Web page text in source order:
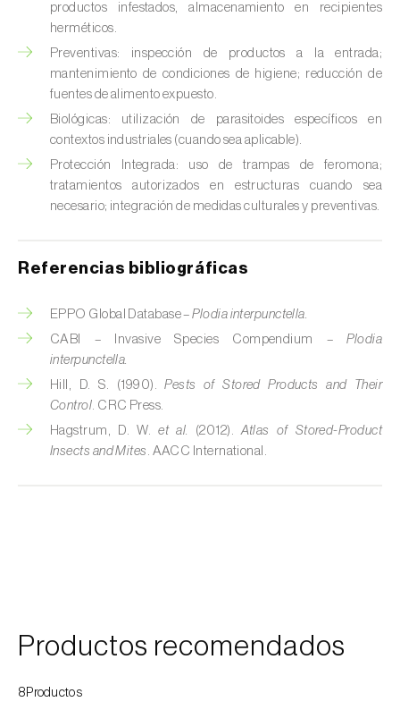
titanus e Empoasca spp.)
Cigarra espumosa (Philaenus spumarius )
Cochinilla de Comstock (
comstocki
Cochinilla de los cítricos ( Planococcus citri
Cochinilla de San José (Quadraspidiotus (=
Diaspidiotus) perniciosus)
aurantii )
Cochinillas
Cogollero del maíz (Spodoptera frugiperda
Cogollero del tomate (Keiferia lycopersicella)
Culebrilla del corcho (Coroebus undatus)
Drosófila de alas manchadas (
productos infestados, almacenamiento en recipientes
herméticos.
Preventivas: inspección de productos a la entrada;
mantenimiento de condiciones de higiene; reducción de
fuentes de alimento expuesto.
Biológicas: utilización de parasitoides específicos en
contextos industriales (cuando sea aplicable).
Protección Integrada: uso de trampas de feromona;
tratamientos autorizados en estructuras cuando sea
necesario; integración de medidas culturales y preventivas.
Referencias bibliográficas
EPPO Global Database –Plodia interpunctella.
CABI – Invasive Species Compendium –Plodia
interpunctella.
Hill, D. S. (1990).Pests of Stored Products and Their
Control . CRC Press.
Hagstrum, D. W.et al. (2012).Atlas of Stored-Product
Insects and Mites . AACC International.
Productos recomendados
8Productos